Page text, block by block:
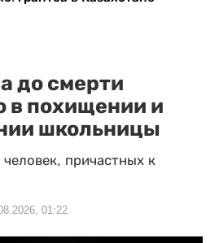
до смерти
в похищении и
школьницы
причастных к
01:22